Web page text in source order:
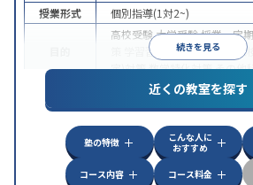
続きを見る
授業形式
個別指導(1対2~)
高校受験大学受験授業・定
学習習慣の定着英検(英語
定)対策数学特化対策その他
特徴
中高一貫校生に対応授業の振
1科目から受講可能季節講
障害の子どもに対応自習室
近くの教室を探す
塾の特徴
こんな人に
おすすめ
コース内容
コース料金